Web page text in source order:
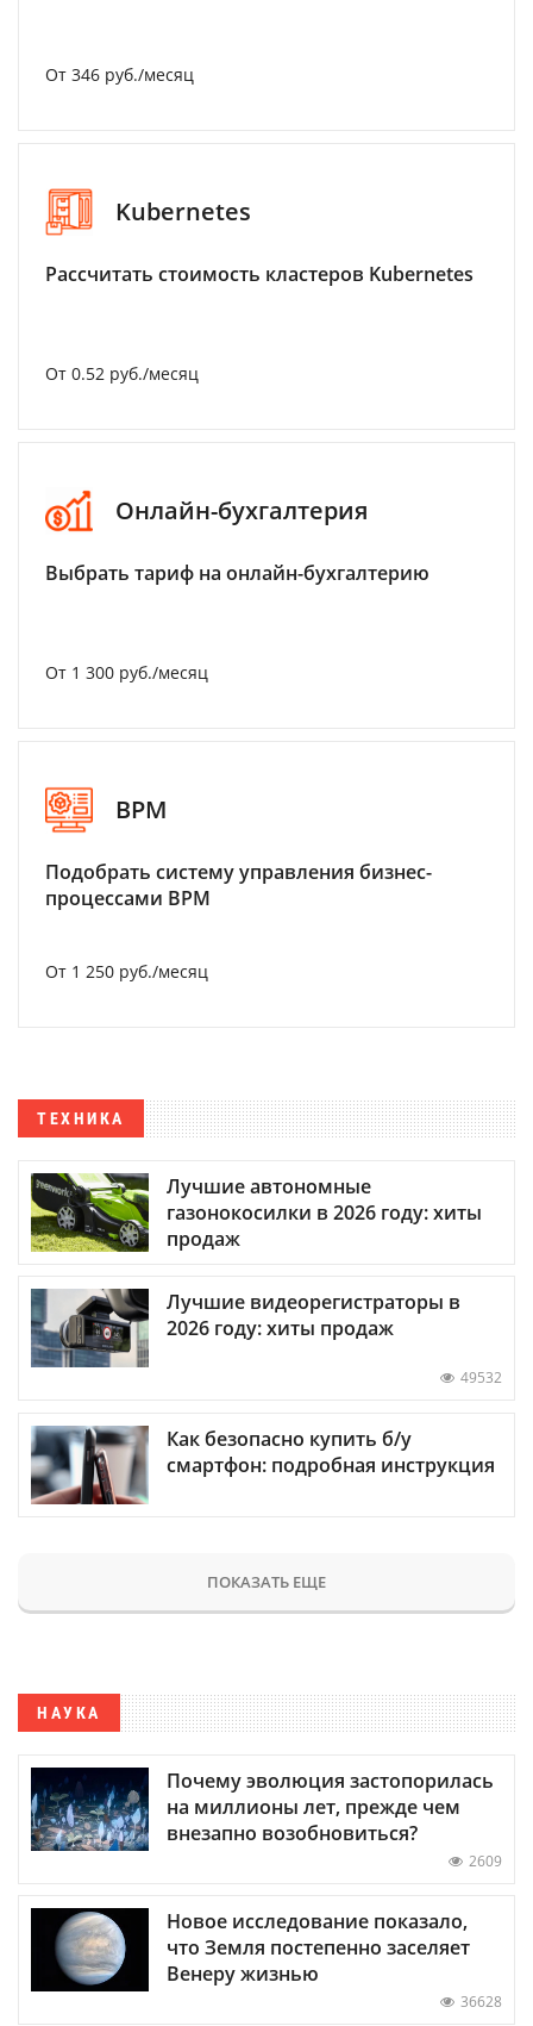
От 346 руб./месяц
Kubernetes
Рассчитать стоимость кластеров Kubernetes
От 0.52 руб./месяц
Онлайн-бухгалтерия
Выбрать тариф на онлайн-бухгалтерию
От 1 300 руб./месяц
BPM
Подобрать систему управления бизнес-
процессами BPM
От 1 250 руб./месяц
ТЕХНИКА
Лучшие автономные
газонокосилки в 2026 году: хиты
продаж
Лучшие видеорегистраторы в
2026 году: хиты продаж
49532
Как безопасно купить б/у
смартфон: подробная инструкция
ПОКАЗАТЬ ЕЩЕ
НАУКА
Почему эволюция застопорилась
на миллионы лет, прежде чем
внезапно возобновиться?
2609
Новое исследование показало,
что Земля постепенно заселяет
Венеру жизнью
36628